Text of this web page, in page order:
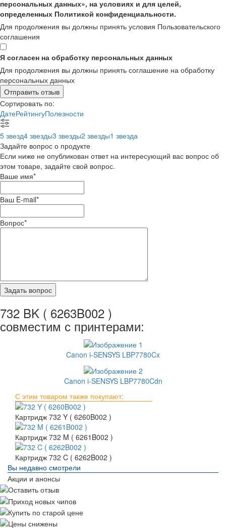
персональных данных», на условиях и для целей,
определенных Политикой конфиденциальности.
Для продолжения вы должны принять условия Пользовательского
соглашения
Я согласен на обработку персональных данных
Для продолжения вы должны принять соглашение на обработку
персональных данных
Отправить отзыв
Сортировать по:
ДатеРейтингуПолезности
5 звезд4 звезды3 звезды2 звезды1 звезда
Задайте вопрос о продукте
Если ниже не опубликован ответ на интересующий вас вопрос об
этом товаре, задайте свой вопрос.
Ваше имя*
Ваш E-mail*
Вопрос*
732 BK ( 6263B002 )
совместим с принтерами:
Canon i-SENSYS LBP7780Cx
Canon i-SENSYS LBP7780Cdn
С этим товаром также покупают:
Картридж 732 Y ( 6260B002 )
Картридж 732 M ( 6261B002 )
Картридж 732 C ( 6262B002 )
Вы недавно смотрели
Акции и анонсы